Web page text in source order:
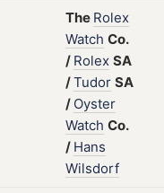
The Rolex
Watch Co.
/ Rolex SA
/Tudor SA
/ Oyster
Watch Co.
/ Hans
Wilsdorf